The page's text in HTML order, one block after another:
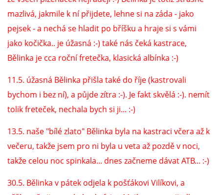
DFD - DOMOV FRETČÍCH DŮCHODCŮ
PODMÍNKY PŘEVZETÍ FRETKY.
O FRETCE
O FRETCE
PÉČE O FRETKU
CHCI SI POŘÍDIT FRETKU
mazlivá, jakmile k ní přijdete, lehne si na záda - jako
pejsek - a nechá se hladit po bříšku a hraje si s vámi
jako kočička.. je úžasná :-) také nás čeká kastrace,
Bělinka je cca roční fretečka, klasická albínka :-)
11.5. úžasná Bělinka přišla také do říje (kastrovali
bychom i bez ní), a půjde zítra :-). Je fakt skvělá :-). nemít
tolik freteček, nechala bych si ji... :-)
13.5. naše "bílé zlato" Bělinka byla na kastraci včera až k
večeru, takže jsem pro ni byla u veta až pozdě v noci,
takže celou noc spinkala... dnes začneme dávat ATB... :-)
30.5. Bělinka v pátek odjela k pošťákovi Vilíkovi, a